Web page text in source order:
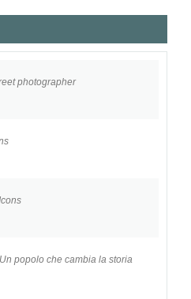
photographer
popolo che cambia la storia